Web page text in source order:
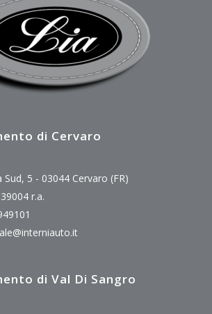
di Cervaro
Sud, 5 - 03044 Cervaro (FR)
r.a.
di Val Di Sangro